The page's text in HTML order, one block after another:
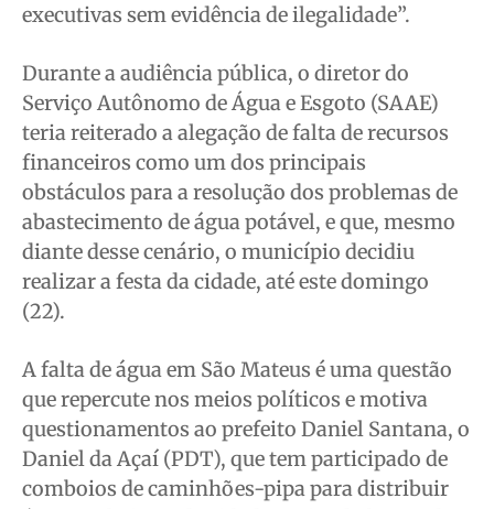
Privacidade
Privacidade
Privacidade
Privacidade
executivas sem evidência de ilegalidade”.
Durante a audiência pública, o diretor do
Serviço Autônomo de Água e Esgoto (SAAE)
teria reiterado a alegação de falta de recursos
financeiros como um dos principais
obstáculos para a resolução dos problemas de
abastecimento de água potável, e que, mesmo
diante desse cenário, o município decidiu
realizar a festa da cidade, até este domingo
(22).
A falta de água em São Mateus é uma questão
que repercute nos meios políticos e motiva
questionamentos ao prefeito Daniel Santana, o
Daniel da Açaí (PDT), que tem participado de
comboios de caminhões-pipa para distribuir